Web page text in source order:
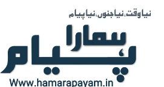
Skip
content